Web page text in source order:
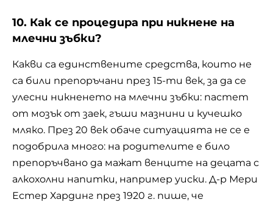
10. Как се процедира при никнене на
млечни зъбки?
Какви са единствените средства, които не
са били препоръчани през 15-ти век, за да се
улесни никненето на млечни зъбки: пастет
от мозък от заек, гъши мазнини и кучешко
мляко. През 20 век обаче ситуацията не се е
подобрила много: на родителите е било
препоръчвано да мажат венците на децата с
алкохолни напитки, например уиски. Д-р Мери
Естер Хардинг през 1920 г. пише, че